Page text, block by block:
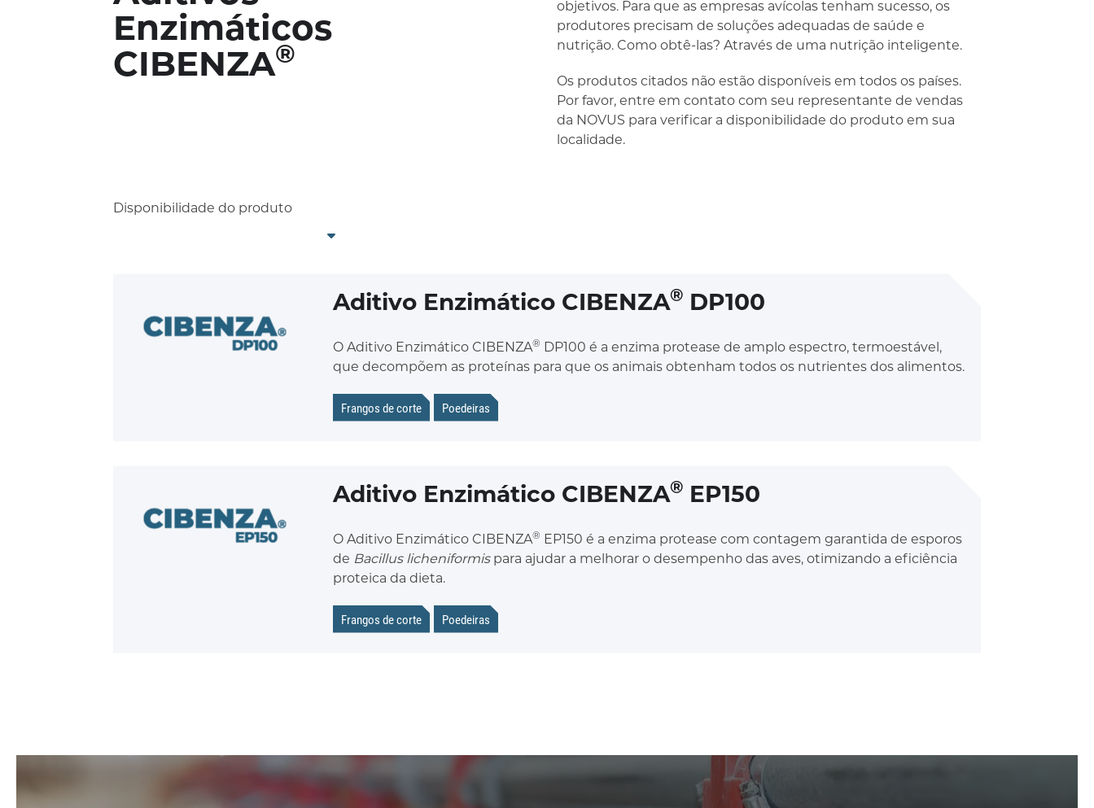
Enzimáticos
CIBENZA®
objetivos. Para que as empresas avícolas tenham sucesso, os
produtores precisam de soluções adequadas de saúde e
nutrição. Como obtê-las? Através de uma nutrição inteligente.
Os produtos citados não estão disponíveis em todos os países.
Por favor, entre em contato com seu representante de vendas
da NOVUS para verificar a disponibilidade do produto em sua
localidade.
Disponibilidade do produto
Aditivo Enzimático CIBENZA® DP100
O Aditivo Enzimático CIBENZA®
DP100 é a enzima protease de amplo espectro, termoestável,
que decompõem as proteínas para que os animais obtenham todos os nutrientes dos alimentos.
Frangos de corte Poedeiras
Aditivo Enzimático CIBENZA® EP150
O Aditivo Enzimático CIBENZA®
EP150 é a enzima protease com contagem garantida de esporos
de Bacillus licheniformispara ajudar a melhorar o desempenho das aves, otimizando a eficiência
proteica da dieta.
Frangos de corte Poedeiras